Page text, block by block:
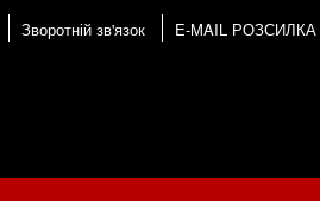
Зворотній зв'язок E-MAIL РОЗСИЛКА